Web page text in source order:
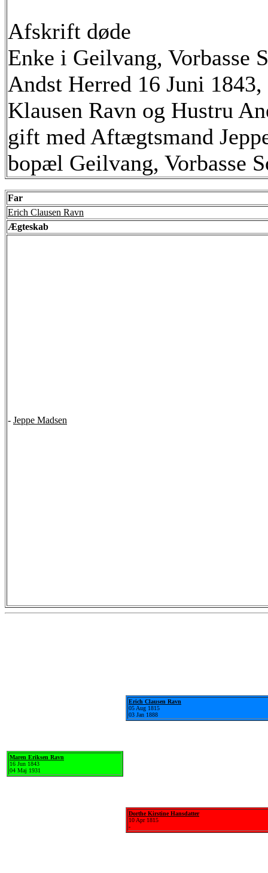
Afskrift døde
Enke i Geilvang, Vorbasse
Andst Herred 16 Juni
Klausen Ravn og Hustru
gift med Aftægtsmand
bopæl Geilvang, Vorbasse
Far
Erich Clausen Ravn
Ægteskab
- Jeppe Madsen
Maren Eriksen Ravn
16 Jun 1843
04 Maj 1931
Erich Clausen Ravn
05 Aug 1815
03 Jan 1888
Dorthe Kirstine Hansdatter
10 Apr 1815
-